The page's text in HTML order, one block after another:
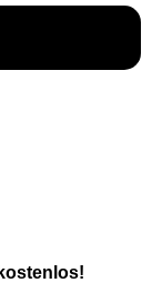
kostenlos!